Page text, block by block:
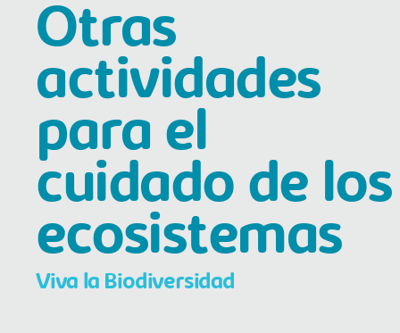
Otras
actividades
para el
cuidado de los
ecosistemas
Viva la Biodiversidad